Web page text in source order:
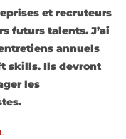
et recruteurs
futurs talents. J’ai
annuels
skills. Ils devront
les